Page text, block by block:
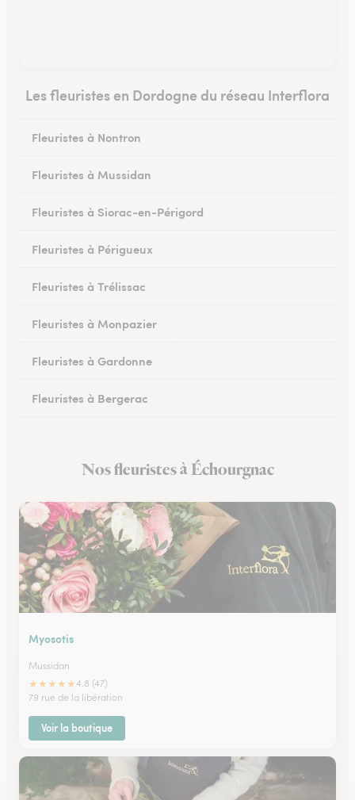
Les fleuristes en Dordogne du réseau Interflora
Fleuristes à Nontron
Fleuristes à Mussidan
Fleuristes à Siorac-en-Périgord
Fleuristes à Périgueux
Fleuristes à Trélissac
Fleuristes à Monpazier
Fleuristes à Gardonne
Fleuristes à Bergerac
Fleuristes à Eymet
Nos fleuristes à Échourgnac
Myosotis
Mussidan
★★★★★4.8 (47)
79 rue de la libération
Voir la boutique